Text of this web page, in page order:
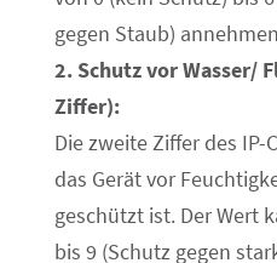
gegen Staub)
2. Schutz vor Wasser/
Ziffer):
Die zweite Ziffer des
das Gerät vor
geschützt ist. Der Wert
bis 9 (Schutz gegen